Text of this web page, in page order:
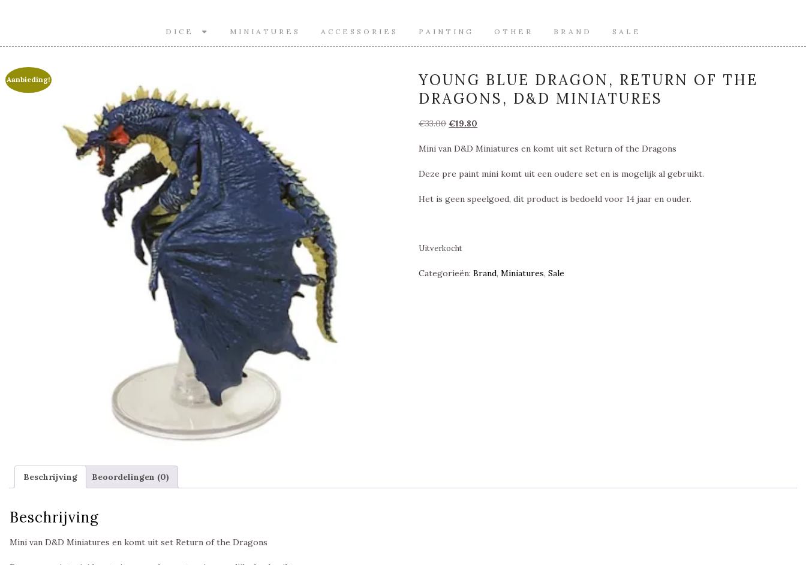
DICE MINIATURES ACCESSORIES PAINTING OTHER BRAND SALE
Aanbieding!
YOUNG BLUE DRAGON, RETURN OF THE
DRAGONS, D&D MINIATURES
€33.00 Oorspronkelijke
was:
€19.80
is:
Mini van D&D Miniatures en komt uit set Return of the Dragons
Deze pre paint mini komt uit een oudere set en is mogelijk al gebruikt.
Het is geen speelgoed, dit product is bedoeld voor 14 jaar en ouder.
Uitverkocht
Categorieën:Brand,Miniatures,Sale
Beschrijving Beoordelingen (0)
Beschrijving
Mini van D&D Miniatures en komt uit set Return of the Dragons